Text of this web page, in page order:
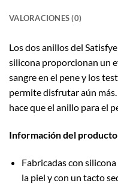
VALORACIONES (0)
Los dos anillos del
silicona proporcionan un
sangre en el pene y los
permite disfrutar aún
hace que el anillo para el
Información del
Fabricadas con
la piel y con un tacto